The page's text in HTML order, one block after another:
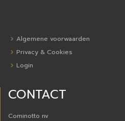
Algemene voorwaarden
Privacy & Cookies
Login
CONTACT
Cominotto nv